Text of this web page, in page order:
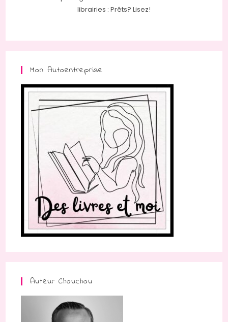
librairies : Prêts? Lisez!
Mon Autoentreprise
Auteur Chouchou